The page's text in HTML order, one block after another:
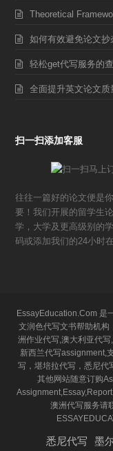
Theoretical
如何有效避免论文抄
轻松get代写服务的
全面提升英文论文
扫一扫添加客服
往往一篇好的论文便是
要！我们开展的留学生
学，大学及更高级别的
码或添加我们的24小时
EssayEducation.Com 是
文润色代写文书帮助机构
洲作业代写,澳大利亚代
新西兰代写assignment,
写，堪培拉代写，悉尼代
其他网站随意订购
澳洲代写服务请
悉尼代写 墨